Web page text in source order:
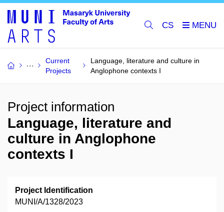
CS
Current
Projects
Language, literature and culture in
Anglophone contexts I
Project information
Language, literature and
culture in Anglophone
contexts I
Project Identification
MUNI/A/1328/2023